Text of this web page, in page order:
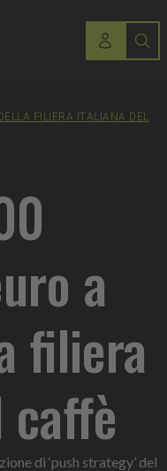
FILIERA ITALIANA DEL
a
filiera
di ‘push strategy’ del